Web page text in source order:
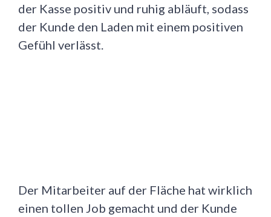
der Kasse positiv und ruhig abläuft, sodass
der Kunde den Laden mit einem positiven
Gefühl verlässt.
Der Mitarbeiter auf der Fläche hat wirklich
einen tollen Job gemacht und der Kunde